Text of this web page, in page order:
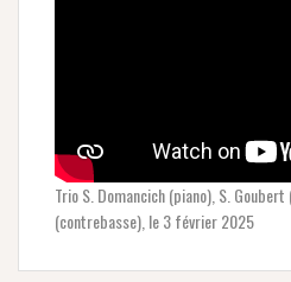
Trio S. Domancich (piano), S.
(contrebasse), le 3 février 2025